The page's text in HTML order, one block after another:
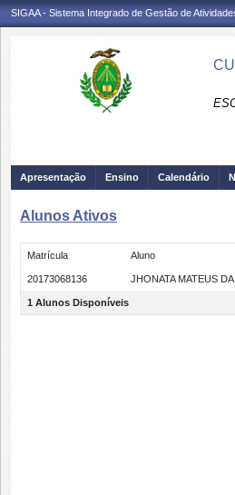
SIGAA - Sistema Integrado de Gestão de
Apresentação Ensino Calendário
Alunos Ativos
Matrícula Aluno
20173068136 JHONATA MATEUS DA
1 Alunos Disponíveis